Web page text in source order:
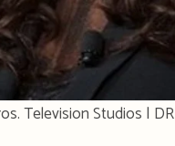
Television Studios | DR